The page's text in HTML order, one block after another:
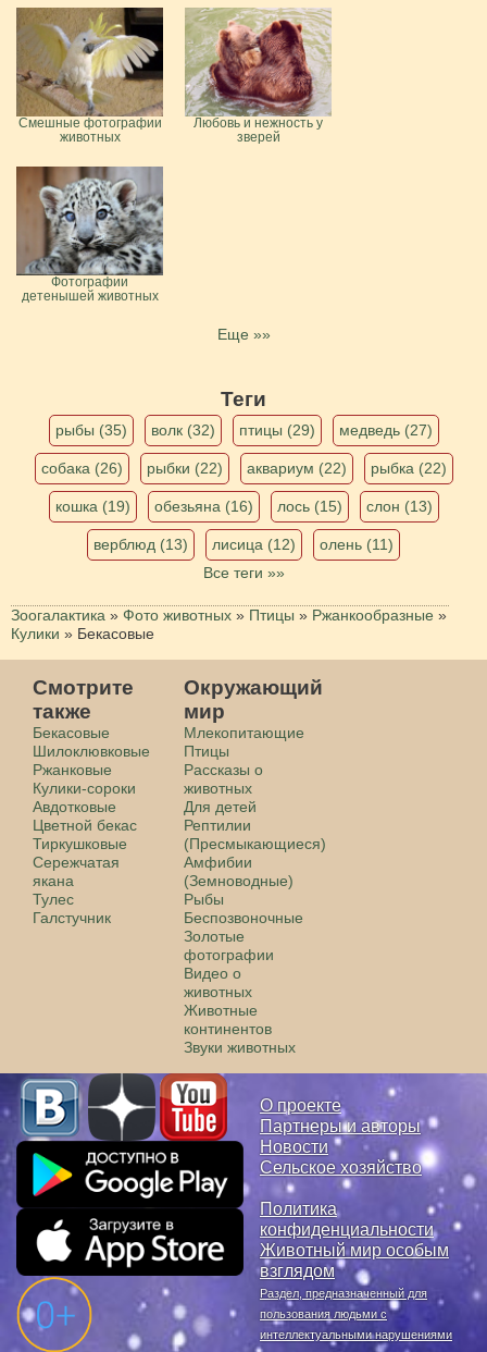
Смешные фотографии
животных
Любовь и нежность у
зверей
Фотографии
детенышей животных
Еще »»
Теги
рыбы (35) волк (32) птицы (29) медведь (27)
собака (26) рыбки (22) аквариум (22) рыбка (22)
кошка (19) обезьяна (16) лось (15) слон (13)
верблюд (13) лисица (12)
олень (11)
Все теги »»
Зоогалактика » Фото животных » Птицы » Ржанкообразные »
Кулики » Бекасовые
Смотрите
также
Бекасовые
Шилоклювковые
Ржанковые
Кулики-сороки
Авдотковые
Цветной бекас
Тиркушковые
Сережчатая
якана
Тулес
Галстучник
Окружающий
мир
Млекопитающие
Птицы
Рассказы о
животных
Для детей
Рептилии
(Пресмыкающиеся)
Амфибии
(Земноводные)
Рыбы
Беспозвоночные
Золотые
фотографии
Видео о
животных
Животные
континентов
Звуки животных
О проекте
Партнеры и авторы
Новости
Сельское хозяйство
Политика
конфиденциальности
Животный мир особым
взглядом
Раздел, предназначенный для
пользования людьми с
интеллектуальными нарушениями